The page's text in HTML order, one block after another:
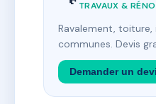
TRAVAUX &
Ravalement,
communes. Devis
Demander un